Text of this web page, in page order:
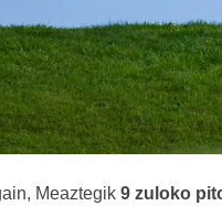
Meaztegik 9 zuloko